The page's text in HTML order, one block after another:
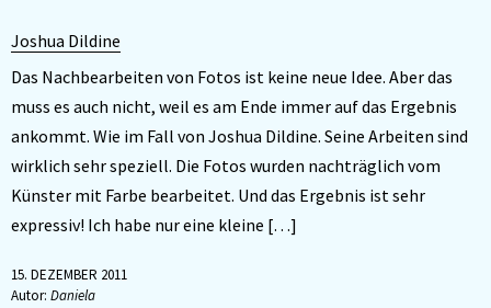
Joshua Dildine
Das Nachbearbeiten von Fotos ist keine neue Idee. Aber das
muss es auch nicht, weil es am Ende immer auf das Ergebnis
ankommt. Wie im Fall von Joshua Dildine. Seine Arbeiten sind
wirklich sehr speziell. Die Fotos wurden nachträglich vom
Künster mit Farbe bearbeitet. Und das Ergebnis ist sehr
expressiv! Ich habe nur eine kleine […]
15. DEZEMBER 2011
Autor: Daniela